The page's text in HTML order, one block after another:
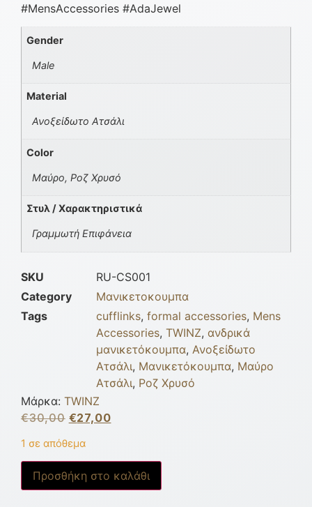
#MensAccessories #AdaJewel
Gender
Male
Material
Ανοξείδωτο Ατσάλι
Color
Μαύρο, Ροζ Χρυσό
Στυλ / Χαρακτηριστικά
Γραμμωτή Επιφάνεια
SKU
RU-CS001
Category
Μανικετοκουμπα
Tags
cufflinks, formal accessories, Mens
Accessories, TWINZ, ανδρικά
μανικετόκουμπα, Ανοξείδωτο
Ατσάλι, Μανικετόκουμπα, Μαύρο
Ατσάλι, Ροζ Χρυσό
Μάρκα: TWINZ
€30,00 €27,00
1 σε απόθεμα
Προσθήκη στο καλάθι